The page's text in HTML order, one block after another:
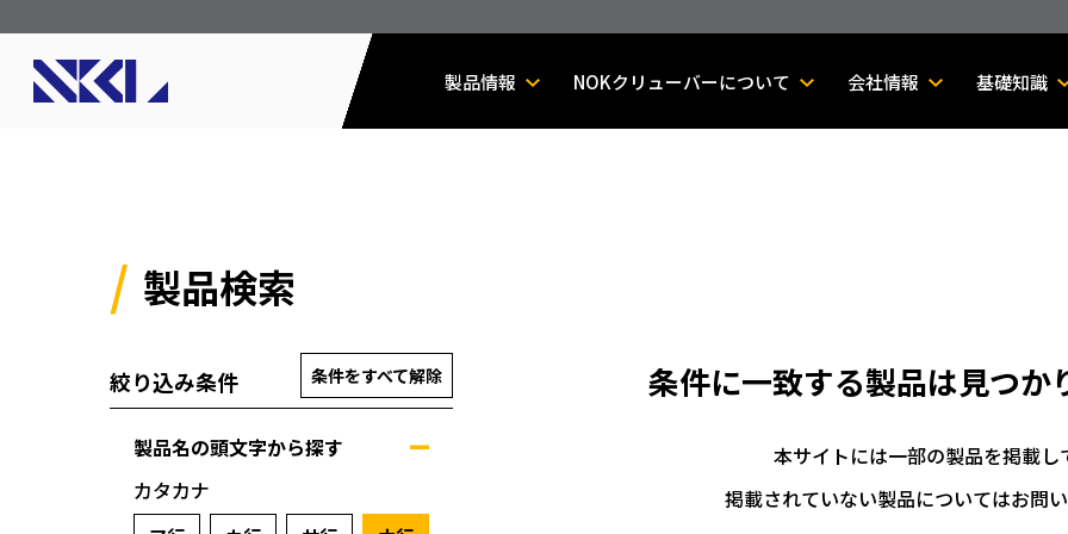
製品情報 NOKクリューバーについて 会社情報 基礎知識
製品検索
絞り込み条件 条件をすべて解除
製品名の頭文字から探す
カタカナ
条件に一致する製品は見つか
本サイトには一部の製品を掲載し
掲載されていない製品についてはお問